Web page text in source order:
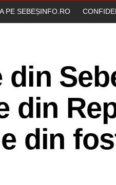
PE SEBEȘINFO.RO
din
din
din